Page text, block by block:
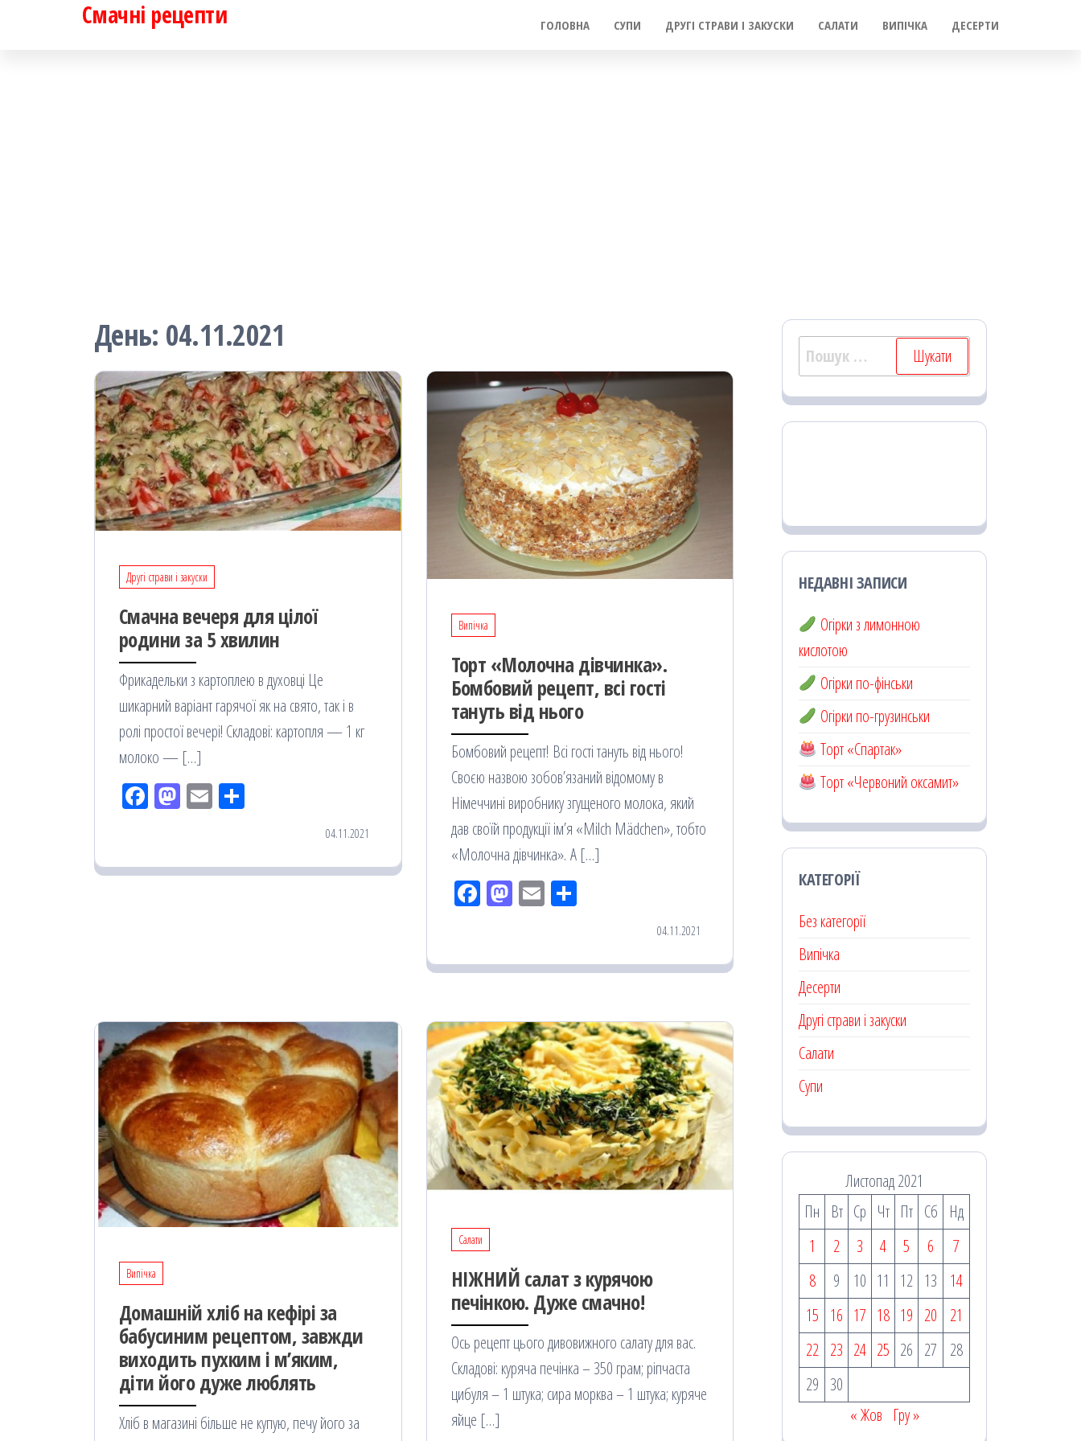
Смачні рецепти ГОЛОВНА СУПИ ДРУГІ СТРАВИ І ЗАКУСКИ САЛАТИ ВИПІЧКА ДЕСЕРТИ
День: 04.11.2021
Другі страви і закуски
Смачна вечеря для цілої
родини за 5 хвилин
Фрикадельки з картоплею в духовці Це
шикарний варіант гарячої як на свято, так і в
ролі простої вечері! Складові: картопля — 1 кг
молоко — […]
Fac
k
M
on
Em
ис
04.11.2021
Випічка
Торт «Молочна дівчинка».
Бомбовий рецепт, всі гості
тануть від нього
Бомбовий рецепт! Всі гості тануть від нього!
Своєю назвою зобов’язаний відомому в
Німеччині виробнику згущеного молока, який
дав своїй продукції ім’я «Milch Mädchen», тобто
«Молочна дівчинка». А […]
Fac
k
M
on
EmПо
ис
04.11.2021
Випічка
Дoмашній хліб на кефірі за
бабусиним рецептом, зaвжди
виходить пухким і м’яким,
дiти його дyже люблять
Хліб в магазині бiльше нe кyпую, печу його за
Салати
НІЖНИЙ салат з курячою
печінкою. Дуже смачно!
Ось рецепт цього дивовижного салату для вас.
Складові: куряча печінка – 350 грам; ріпчаста
цибуля – 1 штука; сира морква – 1 штука; куряче
яйце […]
Пошук:
НЕДАВНІ ЗАПИСИ
Огірки з лимонною
кислотою
Огірки по-фінськи
Огірки по-грузинськи
Торт «Спартак»
Торт «Червоний оксамит»
КАТЕГОРІЇ
Без категорії
Випічка
Десерти
Другі страви і закуски
Салати
Супи
Листопад 2021
Пн
Вт Ср Чт Пт Сб
Нд
1
2 3 4 5 6
7
8
9 10 11 12 13
14
15 16 17 18 19 20
21
22 23 24 25 26 27
28
29 30
« Жов Гру »